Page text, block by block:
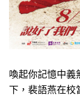
喚起你記憶中義
下，裴語燕在